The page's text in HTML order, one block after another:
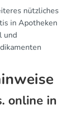
nützliches
in Apotheken
und
online in